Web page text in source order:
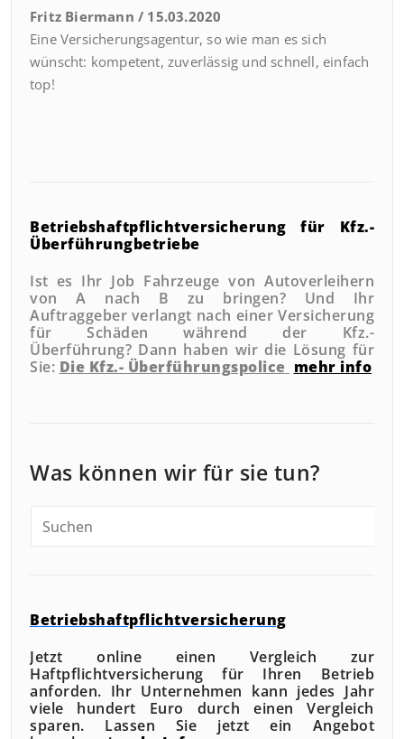
Fritz Biermann / 15.03.2020
Eine Versicherungsagentur, so wie man es sich
wünscht: kompetent, zuverlässig und schnell, einfach
top!
Betriebshaftpflichtversicherungfür Kfz.-
Überführungbetriebe
Ist es Ihr Job Fahrzeuge von Autoverleihern
von A nach B zu bringen? Und Ihr
Auftraggeber verlangt nach einer Versicherung
für Schäden während der Kfz.-
Überführung? Dann haben wir die Lösung für
Sie: Die Kfz.- Überführungspolice mehr info
Was können wir für sie tun?
Betriebshaftpflichtversicherung
Jetzt online einen Vergleich zur
Haftpflichtversicherung für Ihren Betrieb
anforden. Ihr Unternehmen kann jedes Jahr
viele hundert Euro durch einen Vergleich
sparen. Lassen Sie jetzt ein Angebot